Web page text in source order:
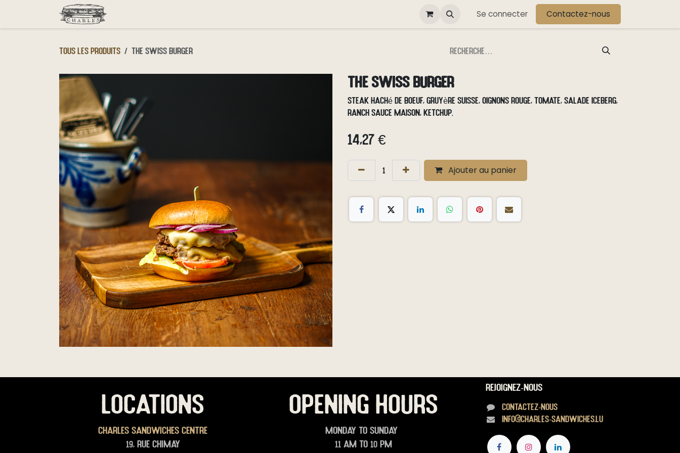
Se rendre au contenu
Postes Se connecter Contactez-nous
Tous les produits The Swiss Burger
The Swiss Burger
Steak haché de boeuf, gruyère suisse, oignons rouge, tomate, salade iceberg,
ranch sauce maison, ketchup.
14,27 €
Ajouter au panier
Rejoignez-nous
Contactez-nous
info@charles-sandwiches.lu
LOCATIONS
Charles Sandwiches Centre
19, rue Chimay
OPENING HOURS
Monday to Sunday
11 am to 10 pm